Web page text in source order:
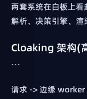
两套系统在白板上
解析、决策引擎、渲
Cloaking 架构(
```
请求 -> 边缘